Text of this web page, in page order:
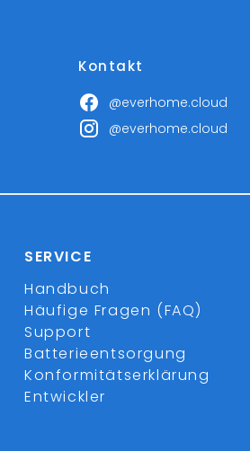
Kontakt
@everhome.cloud
@everhome.cloud
SERVICE
Handbuch
Häufige Fragen (FAQ)
Support
Batterieentsorgung
Konformitätserklärung
Entwickler